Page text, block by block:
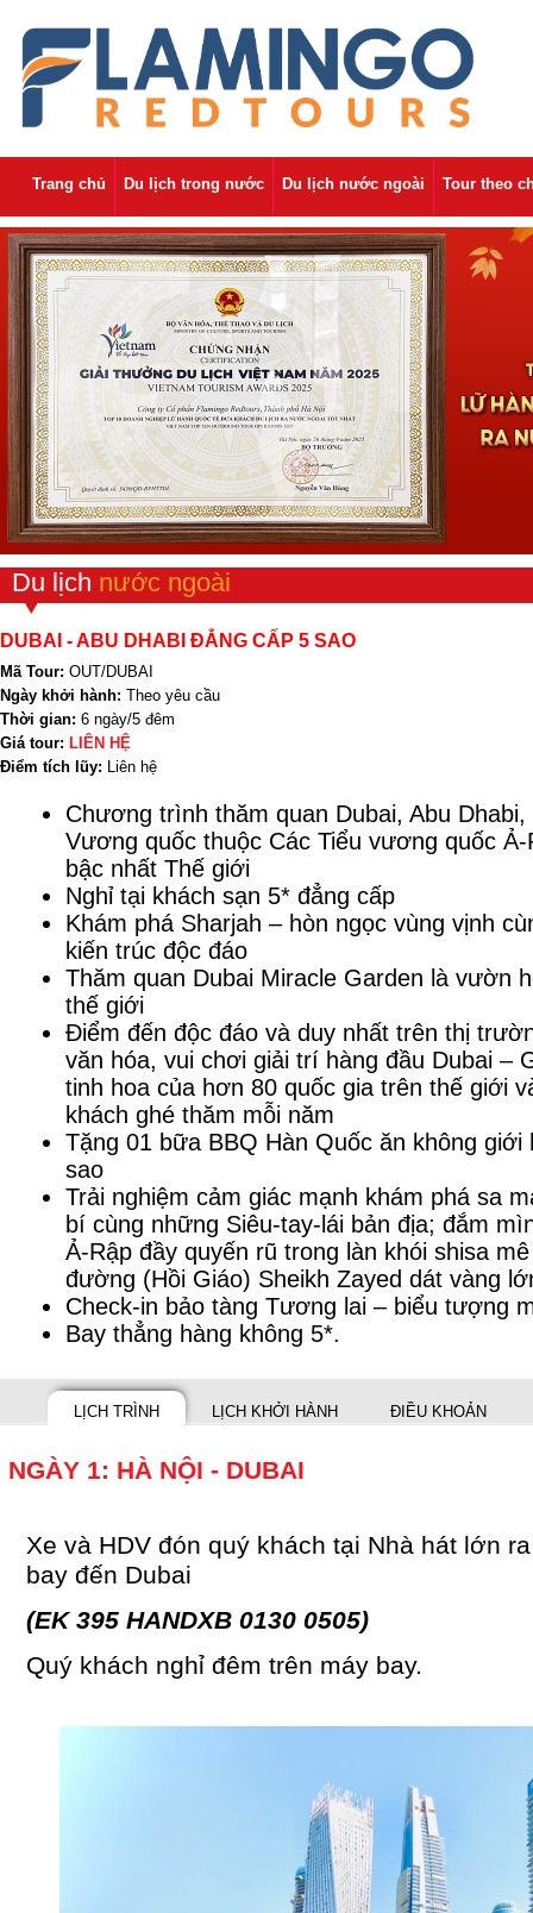
Trang chủ Du lịch trong nước Du lịch nước ngoài Tour theo
Du lịch nước ngoài
DUBAI - ABU DHABI ĐẲNG CẤP 5 SAO
Mã Tour: OUT/DUBAI
Ngày khởi hành: Theo yêu cầu
Thời gian: 6 ngày/5 đêm
Giá tour: LIÊN HỆ
Điểm tích lũy: Liên hệ
Chương trình thăm quan Dubai, Abu
Vương quốc thuộc Các Tiểu vương quốc
bậc nhất Thế giới
Nghỉ tại khách sạn 5* đẳng cấp
Khám phá Sharjah – hòn ngọc vùng vịnh
kiến trúc độc đáo
Thăm quan Dubai Miracle Garden là vườn
thế giới
Điểm đến độc đáo và duy nhất trên thị
văn hóa, vui chơi giải trí hàng đầu Dubai –
tinh hoa của hơn 80 quốc gia trên thế giới
khách ghé thăm mỗi năm
Tặng 01 bữa BBQ Hàn Quốc ăn không
sao
Trải nghiệm cảm giác mạnh khám phá sa
bí cùng những Siêu-tay-lái bản địa; đắm
Ả-Rập đầy quyến rũ trong làn khói shisa
đường (Hồi Giáo) Sheikh Zayed dát vàng
Check-in bảo tàng Tương lai – biểu tượng
Bay thẳng hàng không 5*.
LỊCH TRÌNH LỊCH KHỞI HÀNH ĐIỀU KHOẢN
NGÀY 1: HÀ NỘI - DUBAI
Xe và HDV đón quý khách tại Nhà hát lớn
bay đến Dubai
(EK 395 HANDXB 0130 0505)
Quý khách nghỉ đêm trên máy bay.